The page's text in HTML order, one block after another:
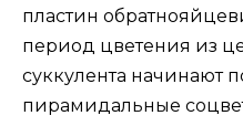
пластин
период цветения из
суккулента начинают
пирамидальные